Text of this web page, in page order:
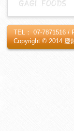
TEL： 07-7871516 /
Copyright © 2014 慶